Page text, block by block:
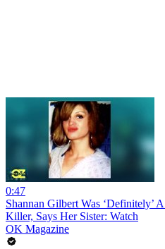
0:47
Shannan Gilbert Was ‘Definitely’
Killer, Says Her Sister: Watch
OK Magazine